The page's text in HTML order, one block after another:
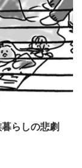
らしの悲劇